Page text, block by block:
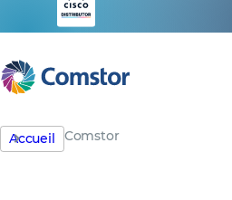
Accueil Comstor